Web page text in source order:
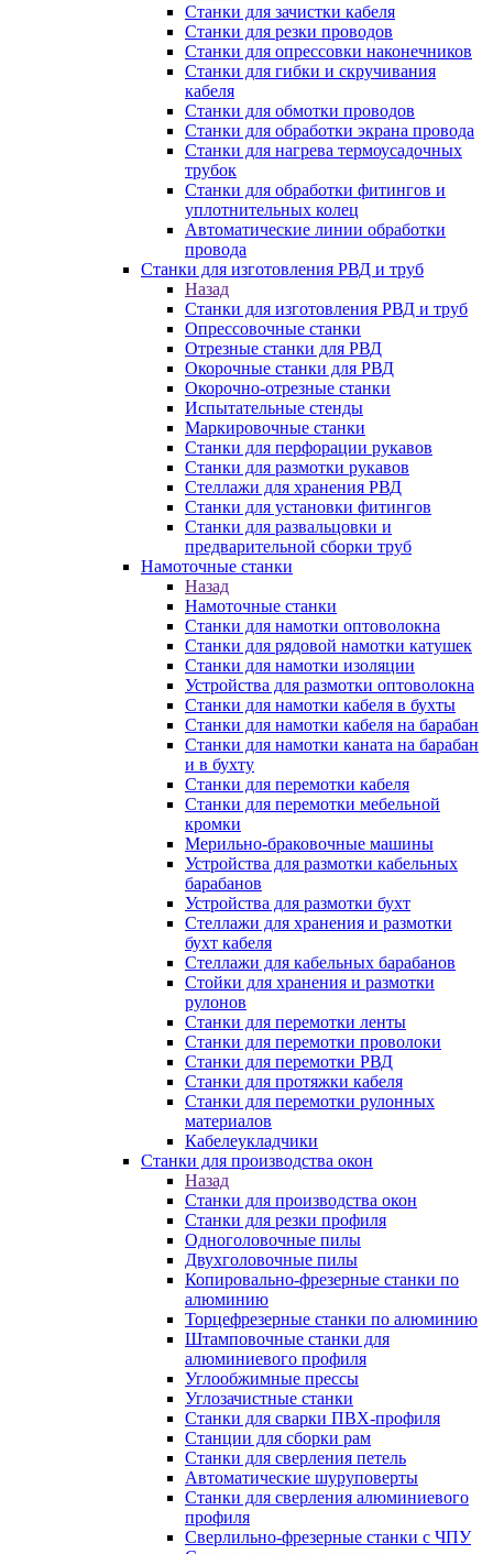
Станки для зачистки кабеля
Станки для резки проводов
Станки для опрессовки наконечников
Станки для гибки и скручивания
кабеля
Станки для обмотки проводов
Станки для обработки экрана провода
Станки для нагрева термоусадочных
трубок
Станки для обработки фитингов и
уплотнительных колец
Автоматические линии обработки
провода
Станки для изготовления РВД и труб
Назад
Станки для изготовления РВД и труб
Опрессовочные станки
Отрезные станки для РВД
Окорочные станки для РВД
Окорочно-отрезные станки
Испытательные стенды
Маркировочные станки
Станки для перфорации рукавов
Станки для размотки рукавов
Стеллажи для хранения РВД
Станки для установки фитингов
Станки для развальцовки и
предварительной сборки труб
Намоточные станки
Назад
Намоточные станки
Станки для намотки оптоволокна
Станки для рядовой намотки катушек
Станки для намотки изоляции
Устройства для размотки оптоволокна
Станки для намотки кабеля в бухты
Станки для намотки кабеля на барабан
Станки для намотки каната на барабан
и в бухту
Станки для перемотки кабеля
Станки для перемотки мебельной
кромки
Мерильно-браковочные машины
Устройства для размотки кабельных
барабанов
Устройства для размотки бухт
Стеллажи для хранения и размотки
бухт кабеля
Стеллажи для кабельных барабанов
Стойки для хранения и размотки
рулонов
Станки для перемотки ленты
Станки для перемотки проволоки
Станки для перемотки РВД
Станки для протяжки кабеля
Станки для перемотки рулонных
материалов
Кабелеукладчики
Станки для производства окон
Назад
Станки для производства окон
Станки для резки профиля
Одноголовочные пилы
Двухголовочные пилы
Копировально-фрезерные станки по
алюминию
Торцефрезерные станки по алюминию
Штамповочные станки для
алюминиевого профиля
Углообжимные прессы
Углозачистные станки
Станки для сварки ПВХ-профиля
Станции для сборки рам
Станки для сверления петель
Автоматические шуруповерты
Станки для сверления алюминиевого
профиля
Сверлильно-фрезерные станки с ЧПУ